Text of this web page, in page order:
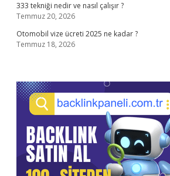
333 tekniği nedir ve nasıl çalışır ?
Temmuz 20, 2026
Otomobil vize ücreti 2025 ne kadar ?
Temmuz 18, 2026